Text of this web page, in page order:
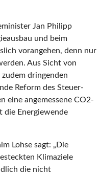
Jan Philipp
und beim
vorangehen, denn nur
Aus Sicht von
dringenden
Reform des Steuer-
eine angemessene CO2-
die Energiewende
Lohse sagt: „Die
Klimaziele
die nicht